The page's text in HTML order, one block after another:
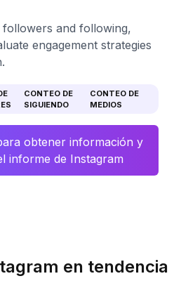
and following,
engagement strategies
CONTEO DE
SIGUIENDO
CONTEO DE
MEDIOS
obtener información y
informe de Instagram
en tendencia